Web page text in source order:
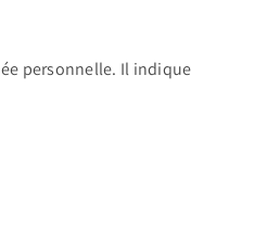
personnelle. Il indique